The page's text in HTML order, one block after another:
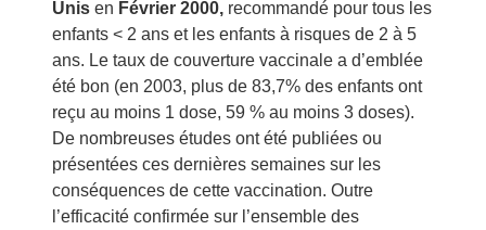
Unis en Février 2000, recommandé pour tous les
enfants < 2 ans et les enfants à risques de 2 à 5
ans. Le taux de couverture vaccinale a d’emblée
été bon (en 2003, plus de 83,7% des enfants ont
reçu au moins 1 dose, 59 % au moins 3 doses).
De nombreuses études ont été publiées ou
présentées ces dernières semaines sur les
conséquences de cette vaccination. Outre
l’efficacité confirmée sur l’ensemble des